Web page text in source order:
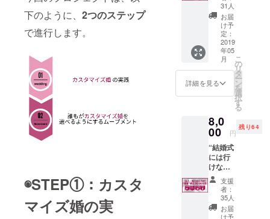
下のように、 2つのステップ
で進行します。
◉STEP①：カスタ
マイズ婚の実
へご招
待 ✔︎
BOOK
の中で
「共
賓」と
して、
あなた
のお名
ます！
に！）
Facebo
okの非
公開プ
ロジェ
クトグ
ループ
の中で
当日の
お写真
を掲
載。
また
「共
賓」と
して、
あなた
参加
BOOK
（アル
バム）
なし ✔︎
私たち
の実施
する
「カス
タマイ
ズ婚」
加。 ✔︎
Facebo
okの非
公開プ
ロジェ
クトグ
ループ
へご招
BOOK
の中で
31人
お届
け予
定：
2019
年05
月
詳細を見る
こ
の
リ
タ
ー
ン
を
選
択
す
る
8,0
00 円
残り64
“結婚式
には行
けない
けど、
お祝
い！”
【友
人・知
支援
者：
35人
お届
け予